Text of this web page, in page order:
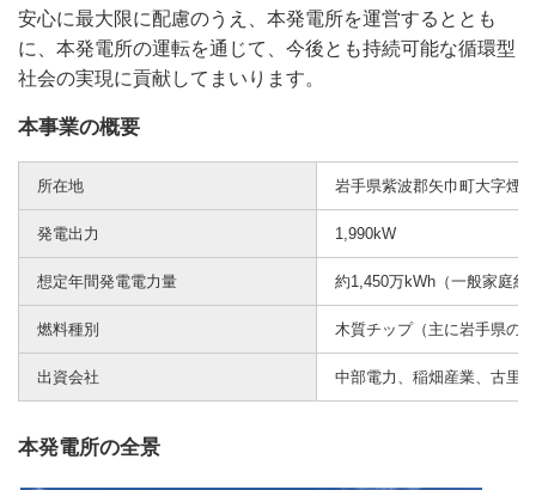
安心に最大限に配慮のうえ、本発電所を運営するととも
に、本発電所の運転を通じて、今後とも持続可能な循環型
社会の実現に貢献してまいります。
本事業の概要
所在地 岩手県紫波郡矢巾町大字煙
発電出力 1,990kW
想定年間発電電力量 約1,450万kWh（一般家庭
燃料種別 木質チップ（主に岩手県の
出資会社 中部電力、稲畑産業、古里
本発電所の全景